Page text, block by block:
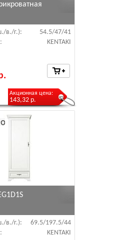
Акционная цена:
143,32 р.
в./г.):
54.5/47/41
KENTAKI
в./г.):
69.5/197.5/44
KENTAKI